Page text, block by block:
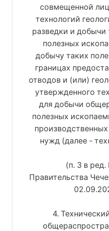
совмещенной
технологий
разведки и
полезных
добычу таких
границах
отводов и (или)
утвержденного
для добычи
полезных
нужд (далее -
(п. 3 в
Правительства
4.